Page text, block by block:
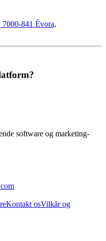
841 Évora,
software og marketing-
Kontakt osVilkår og